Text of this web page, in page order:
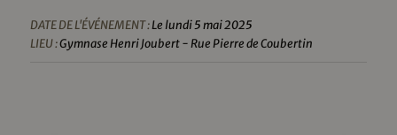
DATE DE L'ÉVÉNEMENT :Le lundi 5 mai 2025
LIEU :Gymnase Henri Joubert - Rue Pierre de Coubertin